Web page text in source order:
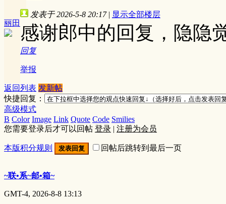
丽田
发表于 2026-5-8 20:17 | 显示全部楼层
感谢郎中的回复，隐隐
回复
举报
返回列表 发新帖
快捷回复：
高级模式
B Color Image Link Quote Code Smilies
您需要登录后才可以回帖 登录 | 注册为会员
本版积分规则 发表回复 回帖后跳转到最后一页
~联•系~邮•箱~
GMT-4, 2026-8-8 13:13